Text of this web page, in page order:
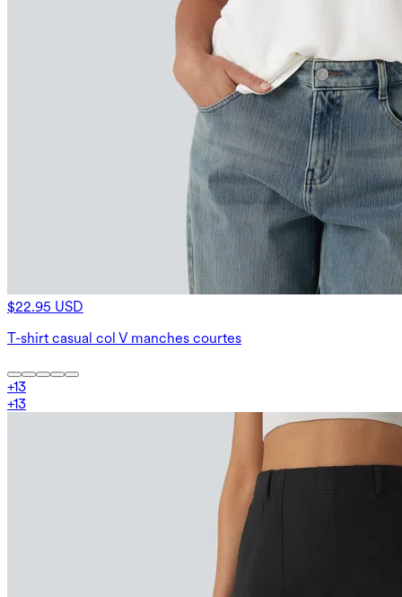
$22.95 USD
T-shirt casual col V manches courtes
+13
+13